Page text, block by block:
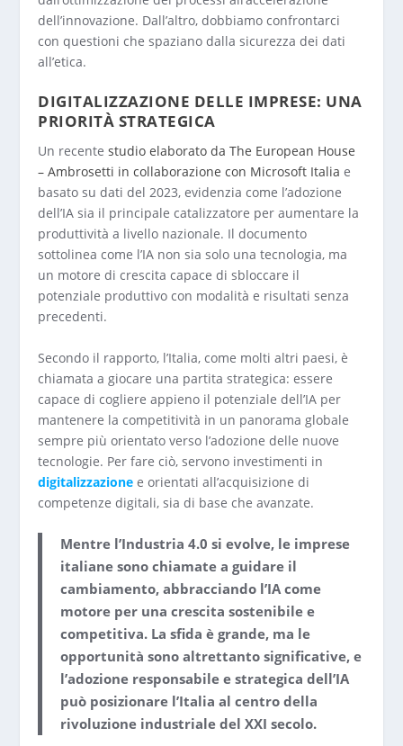
dell’innovazione. Dall’altro, dobbiamo confrontarci
con questioni che spaziano dalla sicurezza dei dati
all’etica.
DIGITALIZZAZIONE DELLE IMPRESE: UNA
PRIORITÀ STRATEGICA
Un recentestudio elaborato da The European House
– Ambrosetti in collaborazione con Microsoft Italia e
basato su dati del 2023, evidenzia come l’adozione
dell’IA sia il principale catalizzatore per aumentare la
produttività a livello nazionale. Il documento
sottolinea come l’IA non sia solo una tecnologia, ma
un motore di crescita capace di sbloccare il
potenziale produttivo con modalità e risultati senza
precedenti.
Secondo il rapporto, l’Italia, come molti altri paesi, è
chiamata a giocare una partita strategica: essere
capace di cogliere appieno il potenziale dell’IA per
mantenere la competitività in un panorama globale
sempre più orientato verso l’adozione delle nuove
tecnologie. Per fare ciò, servono investimenti in
digitalizzazione e orientati all’acquisizione di
competenze digitali, sia di base che avanzate.
Mentre l’Industria 4.0 si evolve, le imprese
italiane sono chiamate a guidare il
cambiamento, abbracciando l’IA come
motore per una crescita sostenibile e
competitiva. La sfida è grande, ma le
opportunità sono altrettanto significative, e
l’adozione responsabile e strategica dell’IA
può posizionare l’Italia al centro della
rivoluzione industriale del XXI secolo.